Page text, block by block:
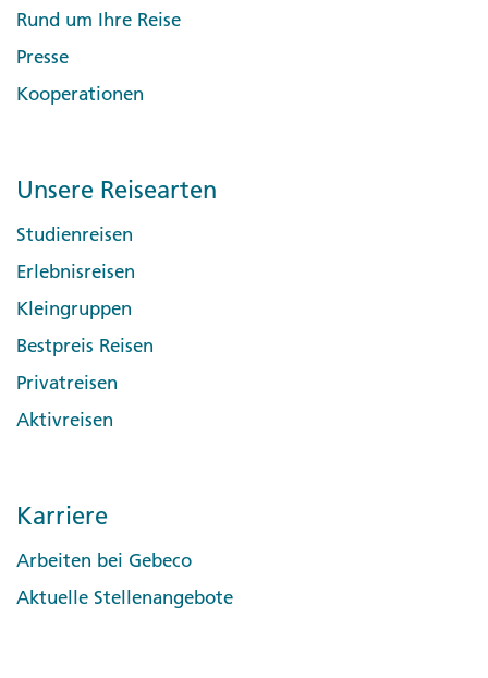
Rund um Ihre Reise
Presse
Kooperationen
Unsere Reisearten
Studienreisen
Erlebnisreisen
Kleingruppen
Bestpreis Reisen
Privatreisen
Aktivreisen
Karriere
Arbeiten bei Gebeco
Aktuelle Stellenangebote